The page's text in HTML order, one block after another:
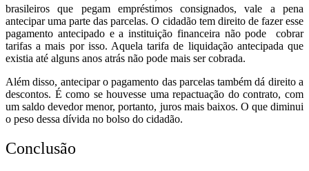
brasileiros que pegam empréstimos consignados, vale a pena
antecipar uma parte das parcelas. O cidadão tem direito de fazer esse
pagamento antecipado e a instituição financeira não pode cobrar
tarifas a mais por isso. Aquela tarifa de liquidação antecipada que
existia até alguns anos atrás não pode mais ser cobrada.
Além disso, antecipar o pagamento das parcelas também dá direito a
descontos. É como se houvesse uma repactuação do contrato, com
um saldo devedor menor, portanto, juros mais baixos. O que diminui
o peso dessa dívida no bolso do cidadão.
Conclusão